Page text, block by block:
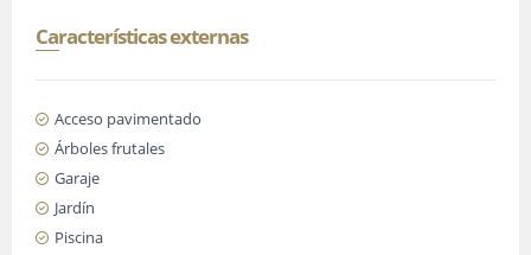
Características externas
Acceso pavimentado
Árboles frutales
Garaje
Jardín
Piscina